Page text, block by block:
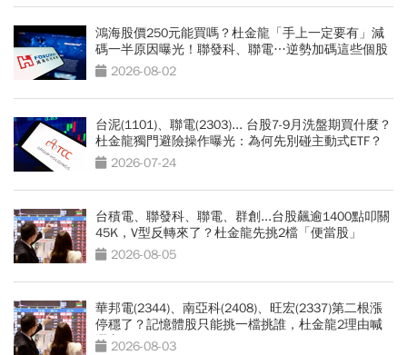
鴻海股價250元能買嗎？杜金龍「手上一定要有」減
碼一半原因曝光！聯發科、聯電…逆勢加碼這些個股
2026-08-02
台泥(1101)、聯電(2303)... 台股7-9月洗盤期買什麼？
杜金龍獨門避險操作曝光：為何先別碰主動式ETF？
2026-07-24
台積電、聯發科、聯電、群創...台股飆逾1400點叩關
45K，V型反轉來了？杜金龍先挑2檔「便當股」
2026-08-05
華邦電(2344)、南亞科(2408)、旺宏(2337)第二根漲
停穩了？記憶體股只能挑一檔挑誰，杜金龍2理由喊
選它2026-08-03